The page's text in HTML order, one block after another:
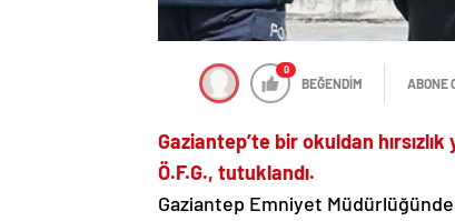
0
BEĞENDİM ABONE
Gaziantep’te bir okuldan
Ö.F.G., tutuklandı.
Gaziantep Emniyet